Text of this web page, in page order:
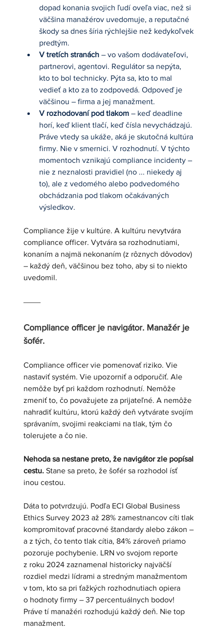
dopad konania svojich ľudí oveľa viac, než si
väčšina manažérov uvedomuje, a reputačné
škody sa dnes šíria rýchlejšie než kedykoľvek
predtým.
V tretích stranách – vo vašom dodávateľovi,
partnerovi, agentovi. Regulátor sa nepýta,
kto to bol technicky. Pýta sa, kto to mal
vedieť a kto za to zodpovedá. Odpoveď je
väčšinou – firma a jej manažment.
V rozhodovaní pod tlakom – keď deadline
horí, keď klient tlačí, keď čísla nevychádzajú.
Práve vtedy sa ukáže, aká je skutočná kultúra
firmy. Nie v smernici. V rozhodnutí. V týchto
momentoch vznikajú compliance incidenty –
nie z neznalosti pravidiel (no ... niekedy aj
to), ale z vedomého alebo podvedomého
obchádzania pod tlakom očakávaných
výsledkov.
Compliance žije v kultúre. A kultúru nevytvára
compliance officer. Vytvára sa rozhodnutiami,
konaním a najmä nekonaním (z rôznych dôvodov)
– každý deň, väčšinou bez toho, aby si to niekto
uvedomil.
Compliance officer je navigátor. Manažér je
šofér.
Compliance officer vie pomenovať riziko. Vie
nastaviť systém. Vie upozorniť a odporučiť. Ale
nemôže byť pri každom rozhodnutí. Nemôže
zmeniť to, čo považujete za prijateľné. A nemôže
nahradiť kultúru, ktorú každý deň vytvárate svojím
správaním, svojimi reakciami na tlak, tým čo
tolerujete a čo nie.
Nehoda sa nestane preto, že navigátor zle popísal
cestu. Stane sa preto, že šofér sa rozhodol ísť
inou cestou.
Dáta to potvrdzujú. Podľa ECI Global Business
Ethics Survey 2023 až 28% zamestnancov cíti tlak
kompromitovať pracovné štandardy alebo zákon –
a z tých, čo tento tlak cítia, 84% zároveň priamo
pozoruje pochybenie. LRN vo svojom reporte
z roku 2024 zaznamenal historicky najväčší
rozdiel medzi lídrami a stredným manažmentom
v tom, kto sa pri ťažkých rozhodnutiach opiera
o hodnoty firmy – 37 percentuálnych bodov!
Práve tí manažéri rozhodujú každý deň. Nie top
manažment.